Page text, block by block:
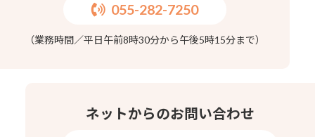
055-282-7250
（業務時間／平日午前8時30分から午後5時15分まで）
ネットからのお問い合わせ